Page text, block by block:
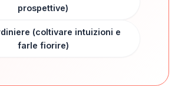
prospettive)
(coltivare intuizioni e
farle fiorire)